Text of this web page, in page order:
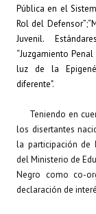
Datos Históricos
Premio al
Audiencias
Periodistas
Ciudadano
Banca del
Pública en el
Rol del
Juvenil.
“Juzgamiento
luz de la
diferente".
Teniendo en
los disertantes
la participación de
del Ministerio de
Negro como co-
declaración de